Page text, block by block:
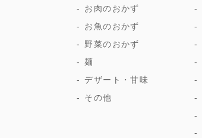
お肉のおかず
お魚のおかず
野菜のおかず
麺
デザート・甘味
その他